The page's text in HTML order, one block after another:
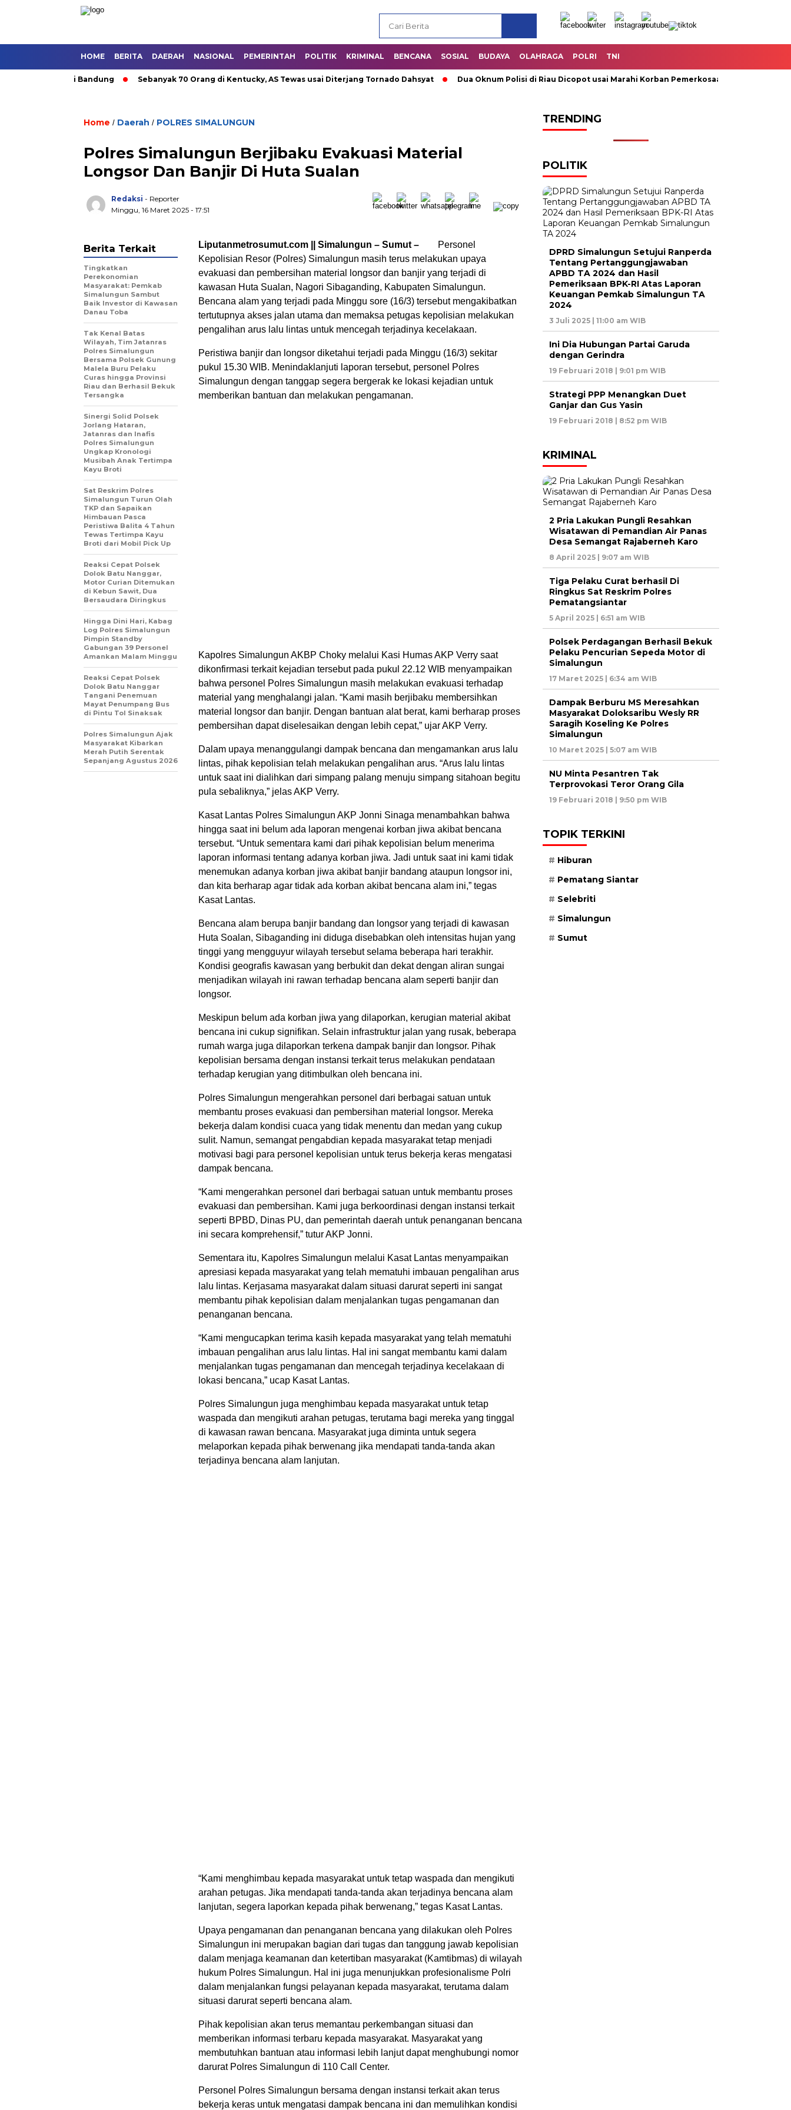
HOME BERITA DAERAH NASIONAL PEMERINTAH POLITIK KRIMINAL BENCANA SOSIAL BUDAYA OLAHRAGA POLRI TNI
Umum di Bandung Sebanyak 70 Orang di Kentucky, AS Tewas usai Diterjang Tornado Dahsyat Dua Oknum Polisi di Riau Dicopot usai Marahi Korban Pemerkosaan
Home / Daerah / POLRES SIMALUNGUN
Polres Simalungun Berjibaku Evakuasi Material
Longsor Dan Banjir Di Huta Sualan
Redaksi - Reporter
Minggu, 16 Maret 2025 - 17:51
Liputanmetrosumut.com || Simalungun – Sumut –
Personel
Kepolisian Resor (Polres) Simalungun masih terus melakukan upaya
evakuasi dan pembersihan material longsor dan banjir yang terjadi di
kawasan Huta Sualan, Nagori Sibaganding, Kabupaten Simalungun.
Bencana alam yang terjadi pada Minggu sore (16/3) tersebut mengakibatkan
tertutupnya akses jalan utama dan memaksa petugas kepolisian melakukan
pengalihan arus lalu lintas untuk mencegah terjadinya kecelakaan.
Peristiwa banjir dan longsor diketahui terjadi pada Minggu (16/3) sekitar
pukul 15.30 WIB. Menindaklanjuti laporan tersebut, personel Polres
Simalungun dengan tanggap segera bergerak ke lokasi kejadian untuk
memberikan bantuan dan melakukan pengamanan.
Kapolres Simalungun AKBP Choky melalui Kasi Humas AKP Verry saat
dikonfirmasi terkait kejadian tersebut pada pukul 22.12 WIB menyampaikan
bahwa personel Polres Simalungun masih melakukan evakuasi terhadap
material yang menghalangi jalan. “Kami masih berjibaku membersihkan
material longsor dan banjir. Dengan bantuan alat berat, kami berharap proses
pembersihan dapat diselesaikan dengan lebih cepat,” ujar AKP Verry.
Dalam upaya menanggulangi dampak bencana dan mengamankan arus lalu
lintas, pihak kepolisian telah melakukan pengalihan arus. “Arus lalu lintas
untuk saat ini dialihkan dari simpang palang menuju simpang sitahoan begitu
pula sebaliknya,” jelas AKP Verry.
Kasat Lantas Polres Simalungun AKP Jonni Sinaga menambahkan bahwa
hingga saat ini belum ada laporan mengenai korban jiwa akibat bencana
tersebut. “Untuk sementara kami dari pihak kepolisian belum menerima
laporan informasi tentang adanya korban jiwa. Jadi untuk saat ini kami tidak
menemukan adanya korban jiwa akibat banjir bandang ataupun longsor ini,
dan kita berharap agar tidak ada korban akibat bencana alam ini,” tegas
Kasat Lantas.
Bencana alam berupa banjir bandang dan longsor yang terjadi di kawasan
Huta Soalan, Sibaganding ini diduga disebabkan oleh intensitas hujan yang
tinggi yang mengguyur wilayah tersebut selama beberapa hari terakhir.
Kondisi geografis kawasan yang berbukit dan dekat dengan aliran sungai
menjadikan wilayah ini rawan terhadap bencana alam seperti banjir dan
longsor.
Meskipun belum ada korban jiwa yang dilaporkan, kerugian material akibat
bencana ini cukup signifikan. Selain infrastruktur jalan yang rusak, beberapa
rumah warga juga dilaporkan terkena dampak banjir dan longsor. Pihak
kepolisian bersama dengan instansi terkait terus melakukan pendataan
terhadap kerugian yang ditimbulkan oleh bencana ini.
Polres Simalungun mengerahkan personel dari berbagai satuan untuk
membantu proses evakuasi dan pembersihan material longsor. Mereka
bekerja dalam kondisi cuaca yang tidak menentu dan medan yang cukup
sulit. Namun, semangat pengabdian kepada masyarakat tetap menjadi
motivasi bagi para personel kepolisian untuk terus bekerja keras mengatasi
dampak bencana.
“Kami mengerahkan personel dari berbagai satuan untuk membantu proses
evakuasi dan pembersihan. Kami juga berkoordinasi dengan instansi terkait
seperti BPBD, Dinas PU, dan pemerintah daerah untuk penanganan bencana
ini secara komprehensif,” tutur AKP Jonni.
Sementara itu, Kapolres Simalungun melalui Kasat Lantas menyampaikan
apresiasi kepada masyarakat yang telah mematuhi imbauan pengalihan arus
lalu lintas. Kerjasama masyarakat dalam situasi darurat seperti ini sangat
membantu pihak kepolisian dalam menjalankan tugas pengamanan dan
penanganan bencana.
“Kami mengucapkan terima kasih kepada masyarakat yang telah mematuhi
imbauan pengalihan arus lalu lintas. Hal ini sangat membantu kami dalam
menjalankan tugas pengamanan dan mencegah terjadinya kecelakaan di
lokasi bencana,” ucap Kasat Lantas.
Polres Simalungun juga menghimbau kepada masyarakat untuk tetap
waspada dan mengikuti arahan petugas, terutama bagi mereka yang tinggal
di kawasan rawan bencana. Masyarakat juga diminta untuk segera
melaporkan kepada pihak berwenang jika mendapati tanda-tanda akan
terjadinya bencana alam lanjutan.
“Kami menghimbau kepada masyarakat untuk tetap waspada dan mengikuti
arahan petugas. Jika mendapati tanda-tanda akan terjadinya bencana alam
lanjutan, segera laporkan kepada pihak berwenang,” tegas Kasat Lantas.
Upaya pengamanan dan penanganan bencana yang dilakukan oleh Polres
Simalungun ini merupakan bagian dari tugas dan tanggung jawab kepolisian
dalam menjaga keamanan dan ketertiban masyarakat (Kamtibmas) di wilayah
hukum Polres Simalungun. Hal ini juga menunjukkan profesionalisme Polri
dalam menjalankan fungsi pelayanan kepada masyarakat, terutama dalam
situasi darurat seperti bencana alam.
Pihak kepolisian akan terus memantau perkembangan situasi dan
memberikan informasi terbaru kepada masyarakat. Masyarakat yang
membutuhkan bantuan atau informasi lebih lanjut dapat menghubungi nomor
darurat Polres Simalungun di 110 Call Center.
Personel Polres Simalungun bersama dengan instansi terkait akan terus
bekerja keras untuk mengatasi dampak bencana ini dan memulihkan kondisi
Berita Terkait
Tingkatkan
Perekonomian
Masyarakat: Pemkab
Simalungun Sambut
Baik Investor di Kawasan
Danau Toba
Tak Kenal Batas
Wilayah, Tim Jatanras
Polres Simalungun
Bersama Polsek Gunung
Malela Buru Pelaku
Curas hingga Provinsi
Riau dan Berhasil Bekuk
Tersangka
Sinergi Solid Polsek
Jorlang Hataran,
Jatanras dan Inafis
Polres Simalungun
Ungkap Kronologi
Musibah Anak Tertimpa
Kayu Broti
Sat Reskrim Polres
Simalungun Turun Olah
TKP dan Sapaikan
Himbauan Pasca
Peristiwa Balita 4 Tahun
Tewas Tertimpa Kayu
Broti dari Mobil Pick Up
Reaksi Cepat Polsek
Dolok Batu Nanggar,
Motor Curian Ditemukan
di Kebun Sawit, Dua
Bersaudara Diringkus
Hingga Dini Hari, Kabag
Log Polres Simalungun
Pimpin Standby
Gabungan 39 Personel
Amankan Malam Minggu
Reaksi Cepat Polsek
Dolok Batu Nanggar
Tangani Penemuan
Mayat Penumpang Bus
di Pintu Tol Sinaksak
Polres Simalungun Ajak
Masyarakat Kibarkan
Merah Putih Serentak
Sepanjang Agustus 2026
TRENDING
POLITIK
DPRD Simalungun Setujui Ranperda
Tentang Pertanggungjawaban
APBD TA 2024 dan Hasil
Pemeriksaan BPK-RI Atas Laporan
Keuangan Pemkab Simalungun TA
2024
3 Juli 2025 | 11:00 am WIB
Ini Dia Hubungan Partai Garuda
dengan Gerindra
19 Februari 2018 | 9:01 pm WIB
Strategi PPP Menangkan Duet
Ganjar dan Gus Yasin
19 Februari 2018 | 8:52 pm WIB
KRIMINAL
2 Pria Lakukan Pungli Resahkan
Wisatawan di Pemandian Air Panas
Desa Semangat Rajaberneh Karo
8 April 2025 | 9:07 am WIB
Tiga Pelaku Curat berhasil Di
Ringkus Sat Reskrim Polres
Pematangsiantar
5 April 2025 | 6:51 am WIB
Polsek Perdagangan Berhasil Bekuk
Pelaku Pencurian Sepeda Motor di
Simalungun
17 Maret 2025 | 6:34 am WIB
Dampak Berburu MS Meresahkan
Masyarakat Doloksaribu Wesly RR
Saragih Koseling Ke Polres
Simalungun
10 Maret 2025 | 5:07 am WIB
NU Minta Pesantren Tak
Terprovokasi Teror Orang Gila
19 Februari 2018 | 9:50 pm WIB
TOPIK TERKINI
Hiburan
Pematang Siantar
Selebriti
Simalungun
Sumut